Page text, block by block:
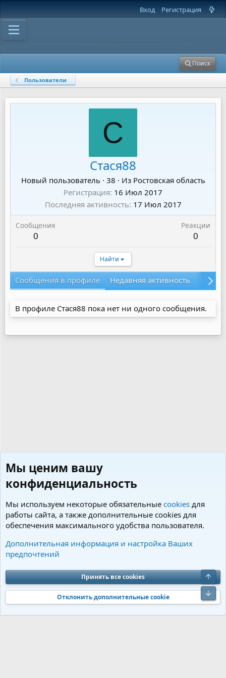
Вход Регистрация
Поиск
Пользователи
С
Стася88
Новый пользователь · 38 · Из Ростовская область
Регистрация 16 Июл 2017
Последняя активность 17 Июл 2017
Сообщения
0
Реакции
0
Найти
Сообщения в профиле Недавняя активность
В профиле Стася88 пока нет ни одного сообщения.
Пользователи
Cookies Charm by DCom
Обратная связь
Условия и правила
Политика конфиденциальности
Помощь
S
S
Community platform by XenForo® © 2010-2026 XenForo Ltd. Перевод от
Jumuro®|Media embeds via s9e/MediaSites
Мы ценим вашу
конфиденциальность
Мы используем некоторые обязательные cookies для
работы сайта, а также дополнительные cookies для
обеспечения максимального удобства пользователя.
Дополнительная информация и настройка Ваших
предпочтений
Принять все cookies
Отклонить дополнительные cookie
Верх
Низ